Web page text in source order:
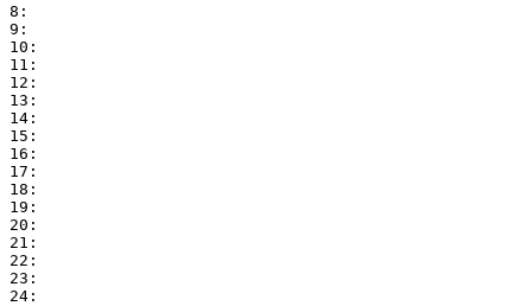
8:
9:
10:
11:
12:
13:
14:
15:
16:
17:
18:
19:
20:
21:
22:
23:
24: